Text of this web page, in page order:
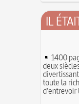
IL
1400
deux
toute la
d'entrevoir